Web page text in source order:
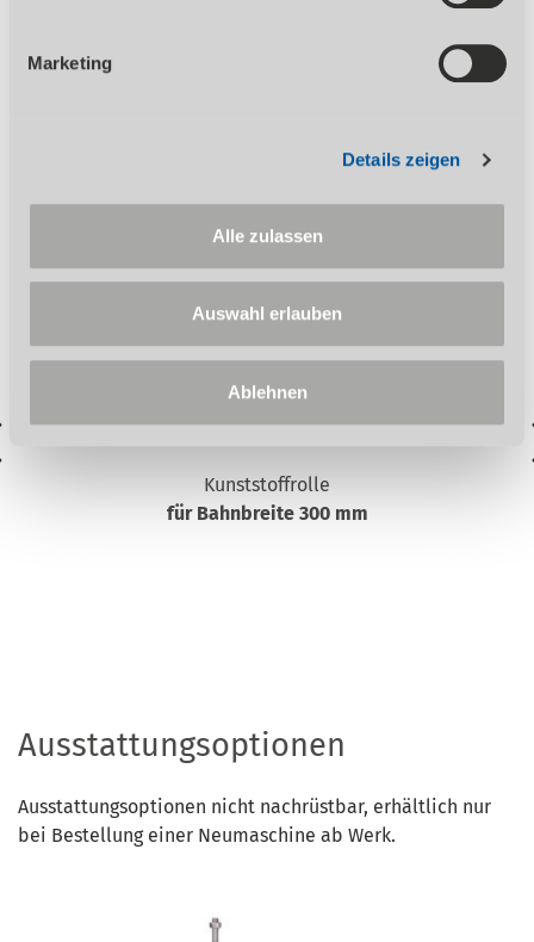
Marketing
Details zeigen
Alle zulassen
Auswahl erlauben
Ablehnen
und Zahlungsbedingungen. Der Verkauf erfolgt über den
Fachhandel.
Zubehör
Kunststoffrolle
für Bahnbreite 300 mm
Ausstattungsoptionen
Ausstattungsoptionen nicht nachrüstbar, erhältlich nur
bei Bestellung einer Neumaschine ab Werk.